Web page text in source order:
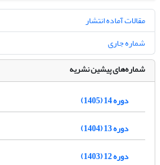
مقالات آماده انتشار
شماره جاری
شماره‌های پیشین نشریه
دوره 14 (1405)
دوره 13 (1404)
دوره 12 (1403)